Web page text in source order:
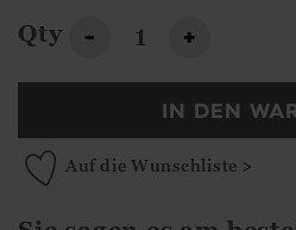
Qty - +
IN DEN
Auf die Wunschliste >